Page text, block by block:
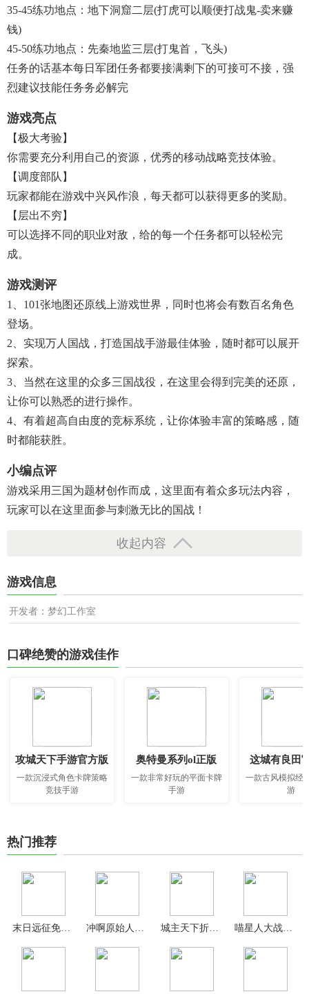
35-45练功地点：地下洞窟二层(打虎可以顺便打战鬼-卖来赚
钱)
45-50练功地点：先秦地监三层(打鬼首，飞头)
任务的话基本每日军团任务都要接满剩下的可接可不接，强
烈建议技能任务务必解完
游戏亮点
【极大考验】
你需要充分利用自己的资源，优秀的移动战略竞技体验。
【调度部队】
玩家都能在游戏中兴风作浪，每天都可以获得更多的奖励。
【层出不穷】
可以选择不同的职业对敌，给的每一个任务都可以轻松完
成。
游戏测评
1、101张地图还原线上游戏世界，同时也将会有数百名角色
登场。
2、实现万人国战，打造国战手游最佳体验，随时都可以展开
探索。
3、当然在这里的众多三国战役，在这里会得到完美的还原，
让你可以熟悉的进行操作。
4、有着超高自由度的竞标系统，让你体验丰富的策略感，随
时都能获胜。
小编点评
游戏采用三国为题材创作而成，这里面有着众多玩法内容，
玩家可以在这里面参与刺激无比的国战！
收起内容
游戏信息
开发者：梦幻工作室
口碑绝赞的游戏佳作
攻城天下手游官方版
一款沉浸式角色卡牌策略
竞技手游
奥特曼系列ol正版
一款非常好玩的平面卡牌
手游
这城有良田
一款古风模拟经
游
热门推荐
末日远征免广告版 城主天下折扣平台官方版